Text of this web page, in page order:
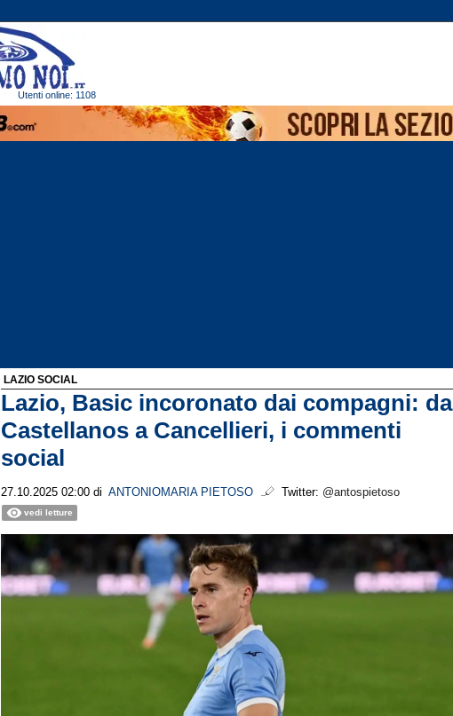
Utenti online: 1108
LAZIO SOCIAL
Lazio, Basic incoronato dai compagni: da
Castellanos a Cancellieri, i commenti
social
27.10.2025 02:00 di ANTONIOMARIA PIETOSO Twitter: @antospietoso
vedi letture